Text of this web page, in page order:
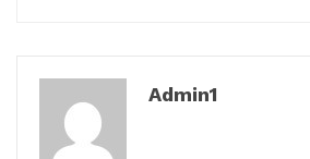
Admin1